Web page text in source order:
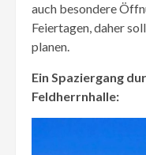
auch besondere
Feiertagen, daher
planen.
Ein Spaziergang
Feldherrnhalle: